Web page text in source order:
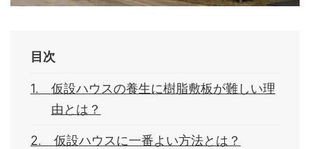
目次
仮設ハウスの養生に樹脂敷板が難しい理
由とは？
仮設ハウスに一番よい方法とは？